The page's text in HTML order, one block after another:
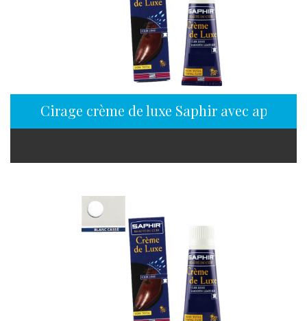
Cirage crème de luxe Saphir avec